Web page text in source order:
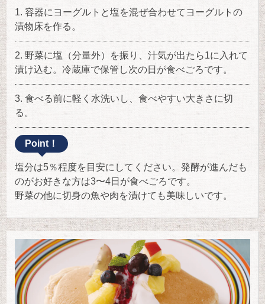
容器にヨーグルトと塩を混ぜ合わせてヨーグルトの
漬物床を作る。
野菜に塩（分量外）を振り、汁気が出たら1に入れて
漬け込む。冷蔵庫で保管し次の日が食べごろです。
食べる前に軽く水洗いし、食べやすい大きさに切
る。
Point！
塩分は5％程度を目安にしてください。発酵が進んだも
のがお好きな方は3〜4日が食べごろです。
野菜の他に切身の魚や肉を漬けても美味しいです。